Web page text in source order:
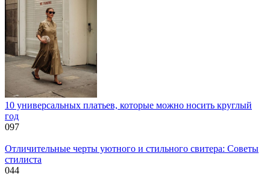
10 универсальных платьев, которые можно носить круглый
год
097
Отличительные черты уютного и стильного свитера: Советы
стилиста
044